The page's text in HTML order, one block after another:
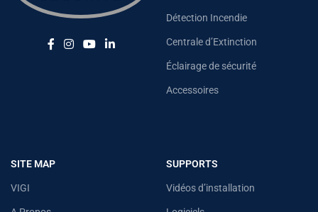
Détection Incendie
Centrale d’Extinction
Éclairage de sécurité
Accessoires
SITE MAP
VIGI
SUPPORTS
Vidéos d’installation